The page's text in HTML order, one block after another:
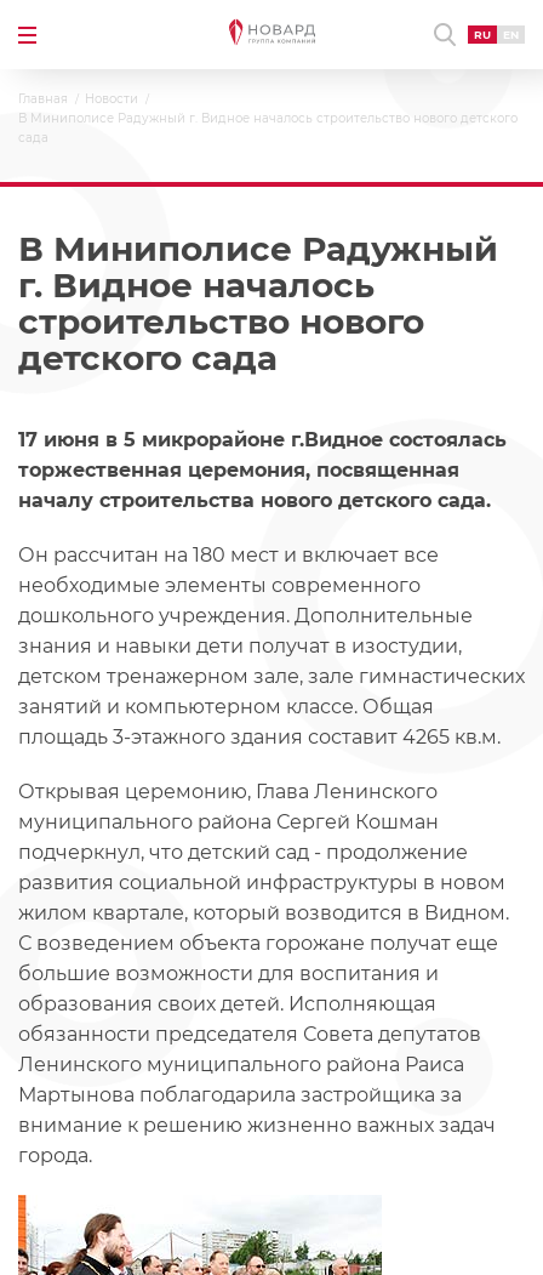
RU EN
Главная
Новости
В Миниполисе Радужный г. Видное началось строительство нового детского
сада
В Миниполисе Радужный
г. Видное началось
строительство нового
детского сада
17 июня в 5 микрорайоне г.Видное состоялась
торжественная церемония, посвященная
началу строительства нового детского сада.
Он рассчитан на 180 мест и включает все
необходимые элементы современного
дошкольного учреждения. Дополнительные
знания и навыки дети получат в изостудии,
детском тренажерном зале, зале гимнастических
занятий и компьютерном классе. Общая
площадь 3-этажного здания составит 4265 кв.м.
Открывая церемонию, Глава Ленинского
муниципального района Сергей Кошман
подчеркнул, что детский сад - продолжение
развития социальной инфраструктуры в новом
жилом квартале, который возводится в Видном.
С возведением объекта горожане получат еще
большие возможности для воспитания и
образования своих детей. Исполняющая
обязанности председателя Совета депутатов
Ленинского муниципального района Раиса
Мартынова поблагодарила застройщика за
внимание к решению жизненно важных задач
города.